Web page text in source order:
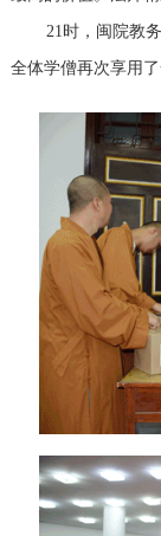
21时，闽院教
全体学僧再次享用了